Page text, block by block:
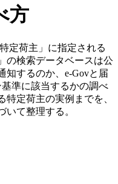
方
定荷主」に指定される
の検索データベースは公
知するのか、e-Govと届
準に該当するかの調べ
定荷主の実例までを、
いて整理する。